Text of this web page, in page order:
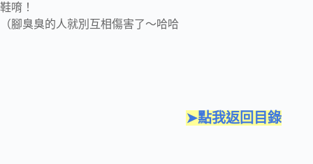
鞋唷！
（腳臭臭的人就別互相傷害了～哈哈
➤點我返回目錄